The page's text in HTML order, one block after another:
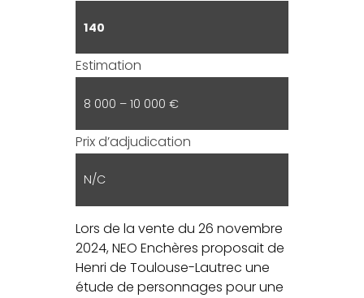
140
Estimation
8 000 – 10 000 €
Prix d’adjudication
N/C
Lors de la vente du 26 novembre
2024, NEO Enchères proposait de
Henri de Toulouse-Lautrec une
étude de personnages pour une